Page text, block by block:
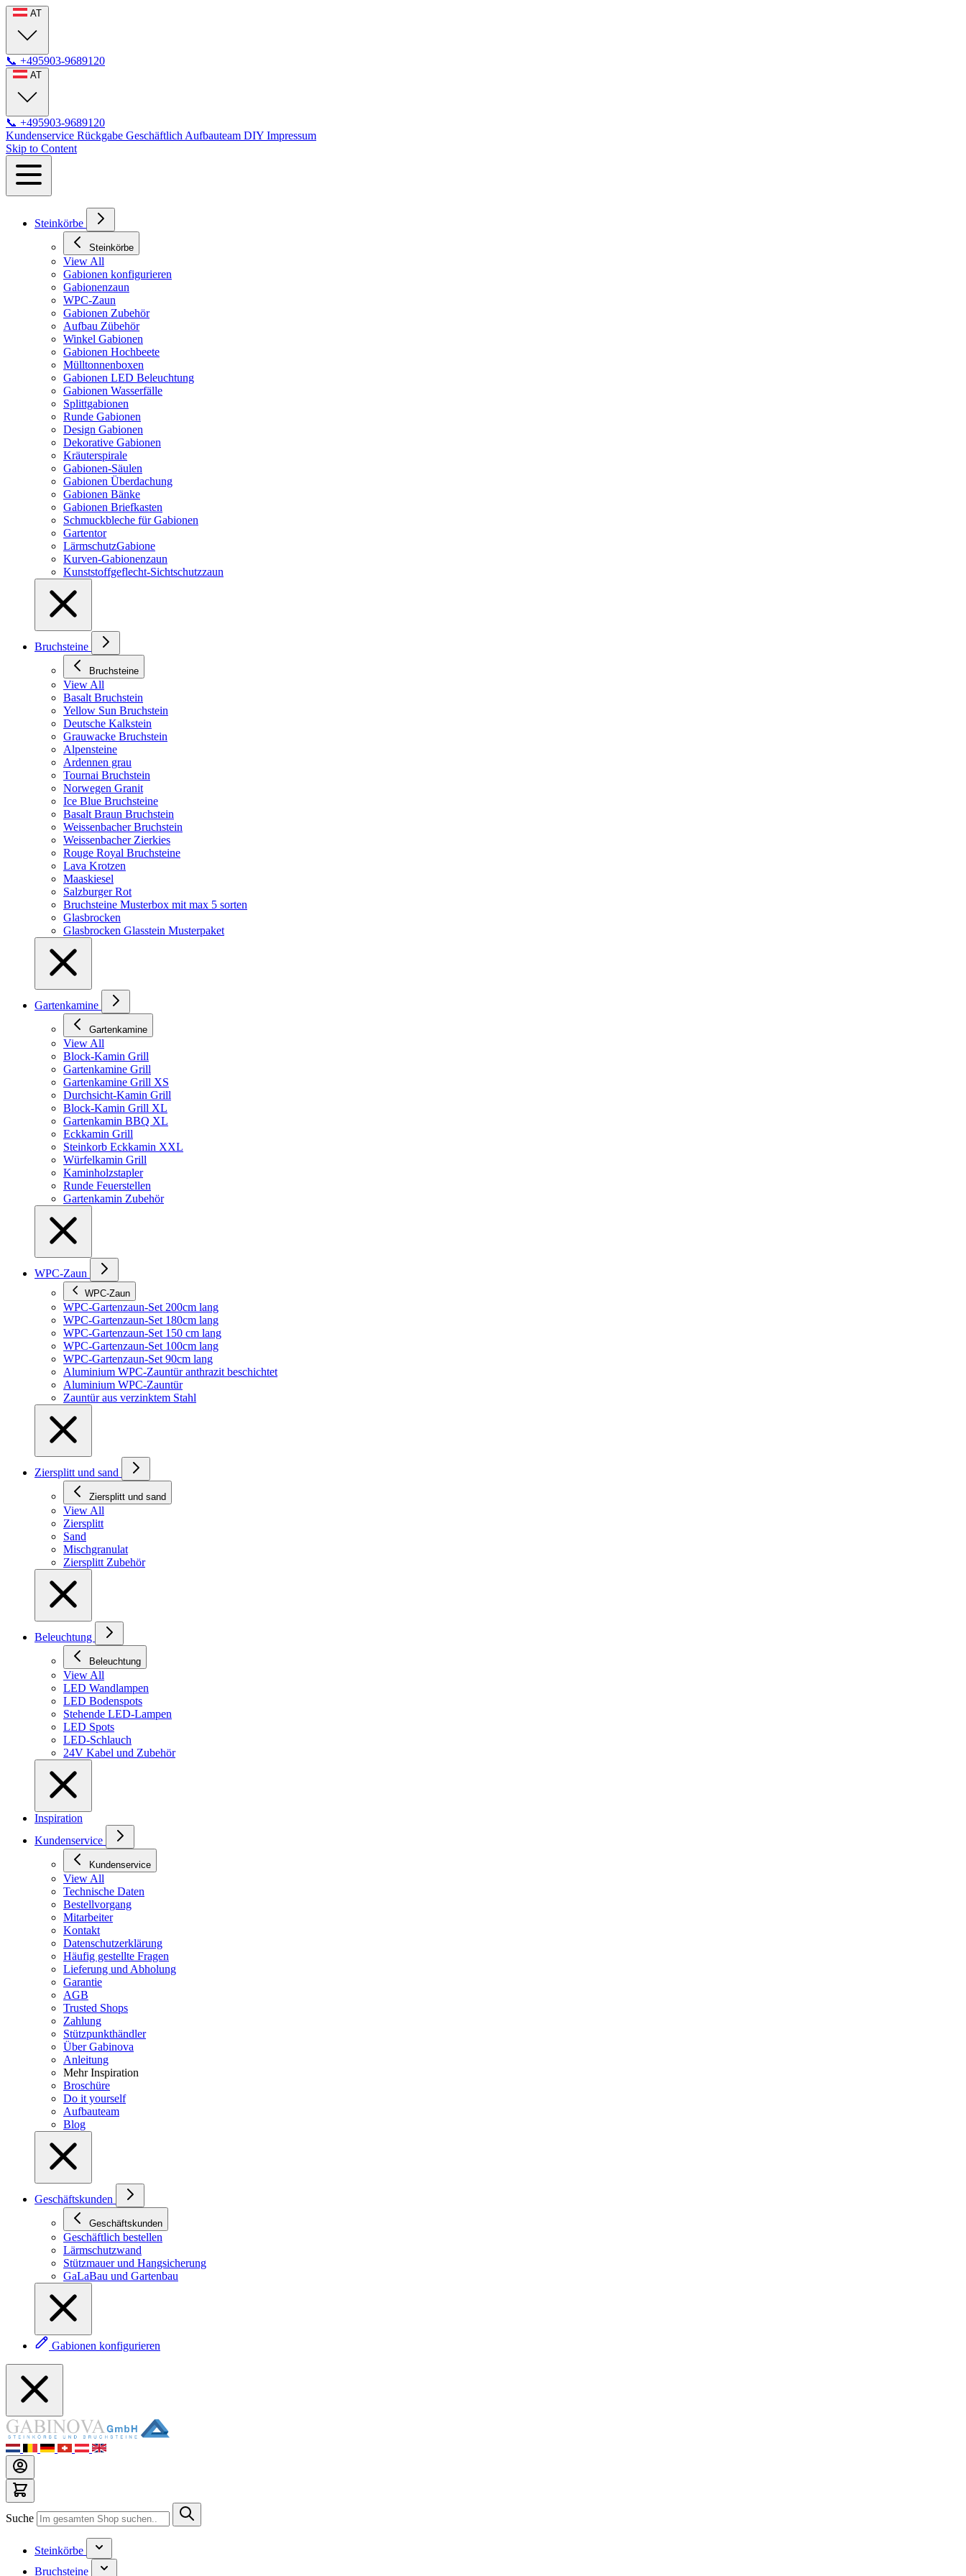
AT
📞 +495903-9689120
AT
📞 +495903-9689120
Kundenservice Rückgabe Geschäftlich Aufbauteam DIY Impressum
Skip to Content
Steinkörbe
Steinkörbe
View All
Gabionen konfigurieren
Gabionenzaun
WPC-Zaun
Gabionen Zubehör
Aufbau Zübehör
Winkel Gabionen
Gabionen Hochbeete
Mülltonnenboxen
Gabionen LED Beleuchtung
Gabionen Wasserfälle
Splittgabionen
Runde Gabionen
Design Gabionen
Dekorative Gabionen
Kräuterspirale
Gabionen-Säulen
Gabionen Überdachung
Gabionen Bänke
Gabionen Briefkasten
Schmuckbleche für Gabionen
Gartentor
LärmschutzGabione
Kurven-Gabionenzaun
Kunststoffgeflecht-Sichtschutzzaun
Bruchsteine
Bruchsteine
View All
Basalt Bruchstein
Yellow Sun Bruchstein
Deutsche Kalkstein
Grauwacke Bruchstein
Alpensteine
Ardennen grau
Tournai Bruchstein
Norwegen Granit
Ice Blue Bruchsteine
Basalt Braun Bruchstein
Weissenbacher Bruchstein
Weissenbacher Zierkies
Rouge Royal Bruchsteine
Lava Krotzen
Maaskiesel
Salzburger Rot
Bruchsteine Musterbox mit max 5 sorten
Glasbrocken
Glasbrocken Glasstein Musterpaket
Gartenkamine
Gartenkamine
View All
Block-Kamin Grill
Gartenkamine Grill
Gartenkamine Grill XS
Durchsicht-Kamin Grill
Block-Kamin Grill XL
Gartenkamin BBQ XL
Eckkamin Grill
Steinkorb Eckkamin XXL
Würfelkamin Grill
Kaminholzstapler
Runde Feuerstellen
Gartenkamin Zubehör
WPC-Zaun
WPC-Zaun
WPC-Gartenzaun-Set 200cm lang
WPC-Gartenzaun-Set 180cm lang
WPC-Gartenzaun-Set 150 cm lang
WPC-Gartenzaun-Set 100cm lang
WPC-Gartenzaun-Set 90cm lang
Aluminium WPC-Zauntür anthrazit beschichtet
Aluminium WPC-Zauntür
Zauntür aus verzinktem Stahl
Ziersplitt und sand
Ziersplitt und sand
View All
Ziersplitt
Sand
Mischgranulat
Ziersplitt Zubehör
Beleuchtung
Beleuchtung
View All
LED Wandlampen
LED Bodenspots
Stehende LED-Lampen
LED Spots
LED-Schlauch
24V Kabel und Zubehör
Inspiration
Kundenservice
Kundenservice
View All
Technische Daten
Bestellvorgang
Mitarbeiter
Kontakt
Datenschutzerklärung
Häufig gestellte Fragen
Lieferung und Abholung
Garantie
AGB
Trusted Shops
Zahlung
Stützpunkthändler
Über Gabinova
Anleitung
Mehr Inspiration
Broschüre
Do it yourself
Aufbauteam
Blog
Geschäftskunden
Geschäftskunden
Geschäftlich bestellen
Lärmschutzwand
Stützmauer und Hangsicherung
GaLaBau und Gartenbau
Gabionen konfigurieren
Suche
Steinkörbe
Bruchsteine